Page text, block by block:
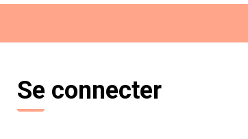
Se connecter